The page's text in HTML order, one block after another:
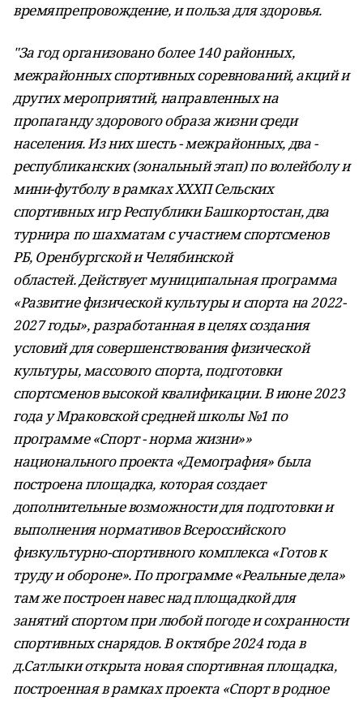
времяпрепровождение, и польза для здоровья.
"За год организовано более 140 районных,
межрайонных спортивных соревнований, акций и
других мероприятий, направленных на
пропаганду здорового образа жизни среди
населения. Из них шесть - межрайонных, два -
республиканских (зональный этап) по волейболу и
мини-футболу в рамках ХХХП Сельских
спортивных игр Республики Башкортостан, два
турнира по шахматам с участием спортсменов
РБ, Оренбургской и Челябинской
областей. Действует муниципальная программа
«Развитие физической культуры и спорта на 2022-
2027 годы», разработанная в целях создания
условий для совершенствования физической
культуры, массового спорта, подготовки
спортсменов высокой квалификации. В июне 2023
года у Мраковской средней школы №1 по
программе «Спорт - норма жизни»»
национального проекта «Демография» была
построена площадка, которая создает
дополнительные возможности для подготовки и
выполнения нормативов Всероссийского
физкультурно-спортивного комплекса «Готов к
труду и обороне». По программе «Реальные дела»
там же построен навес над площадкой для
занятий спортом при любой погоде и сохранности
спортивных снарядов. В октябре 2024 года в
д.Сатлыки открыта новая спортивная площадка,
построенная в рамках проекта «Спорт в родное